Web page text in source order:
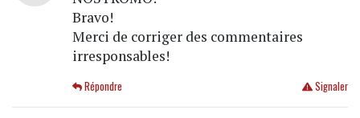
Bravo!
Merci de corriger des commentaires
irresponsables!
Signaler
Répondre